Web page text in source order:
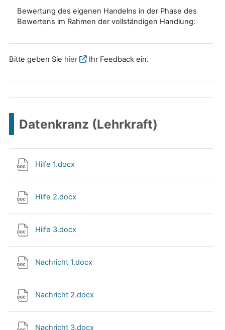
Bewertung des eigenen Handelns in der Phase des
Bewertens im Rahmen der vollständigen Handlung:
Bitte geben Sie hier Ihr Feedback ein.
Datenkranz (Lehrkraft)
Hilfe 1.docx
Hilfe 2.docx
Hilfe 3.docx
Nachricht 1.docx
Nachricht 2.docx
Nachricht 3.docx